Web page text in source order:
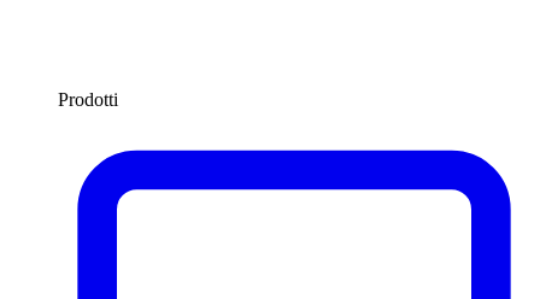
Prodotti